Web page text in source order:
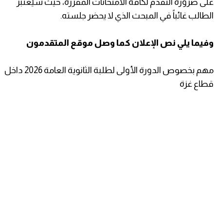
على ضرورة التقدم لكافة الامتحانات المقررة، حيث سيُعتبر
الطالب غائباً في المبحث الذي لا يحضر جلسته.
وفيما يلي نص الإعلان كما وصل موقع المتقدمون
​مهم بخصوص الدورة الأولى لطلبة الثانوية العامة 2026 داخل
قطاع غزة